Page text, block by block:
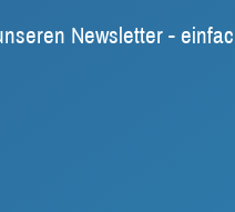
Newsletter -